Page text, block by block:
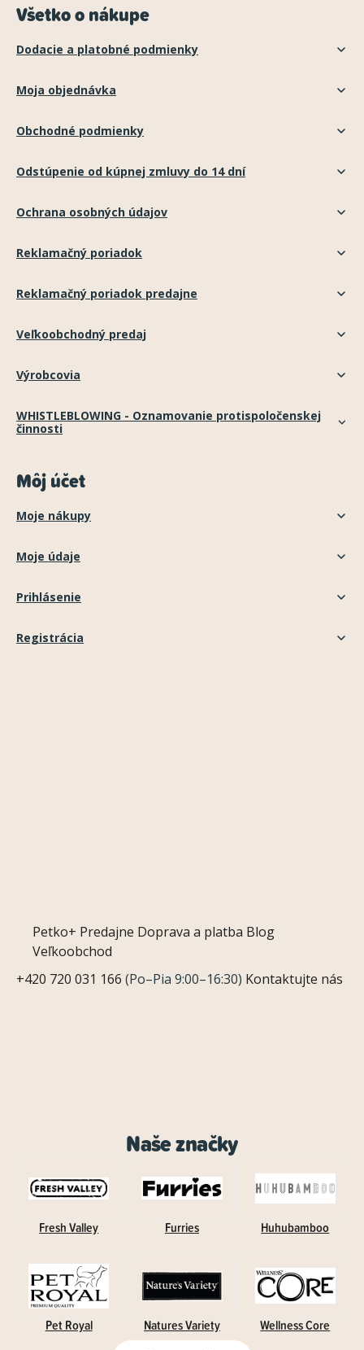
Všetko o nákupe
Dodacie a platobné podmienky
Moja objednávka
Obchodné podmienky
Odstúpenie od kúpnej zmluvy do 14 dní
Ochrana osobných údajov
Reklamačný poriadok
Reklamačný poriadok predajne
Veľkoobchodný predaj
Výrobcovia
WHISTLEBLOWING - Oznamovanie protispoločenskej
činnosti
Môj účet
Moje nákupy
Moje údaje
Prihlásenie
Registrácia
Petko+ Predajne Doprava a platba Blog
Veľkoobchod
+420 720 031 166 (Po–Pia 9:00–16:30) Kontaktujte nás
Naše značky
Fresh Valley Furries Huhubamboo
Pet Royal Natures Variety Wellness Core